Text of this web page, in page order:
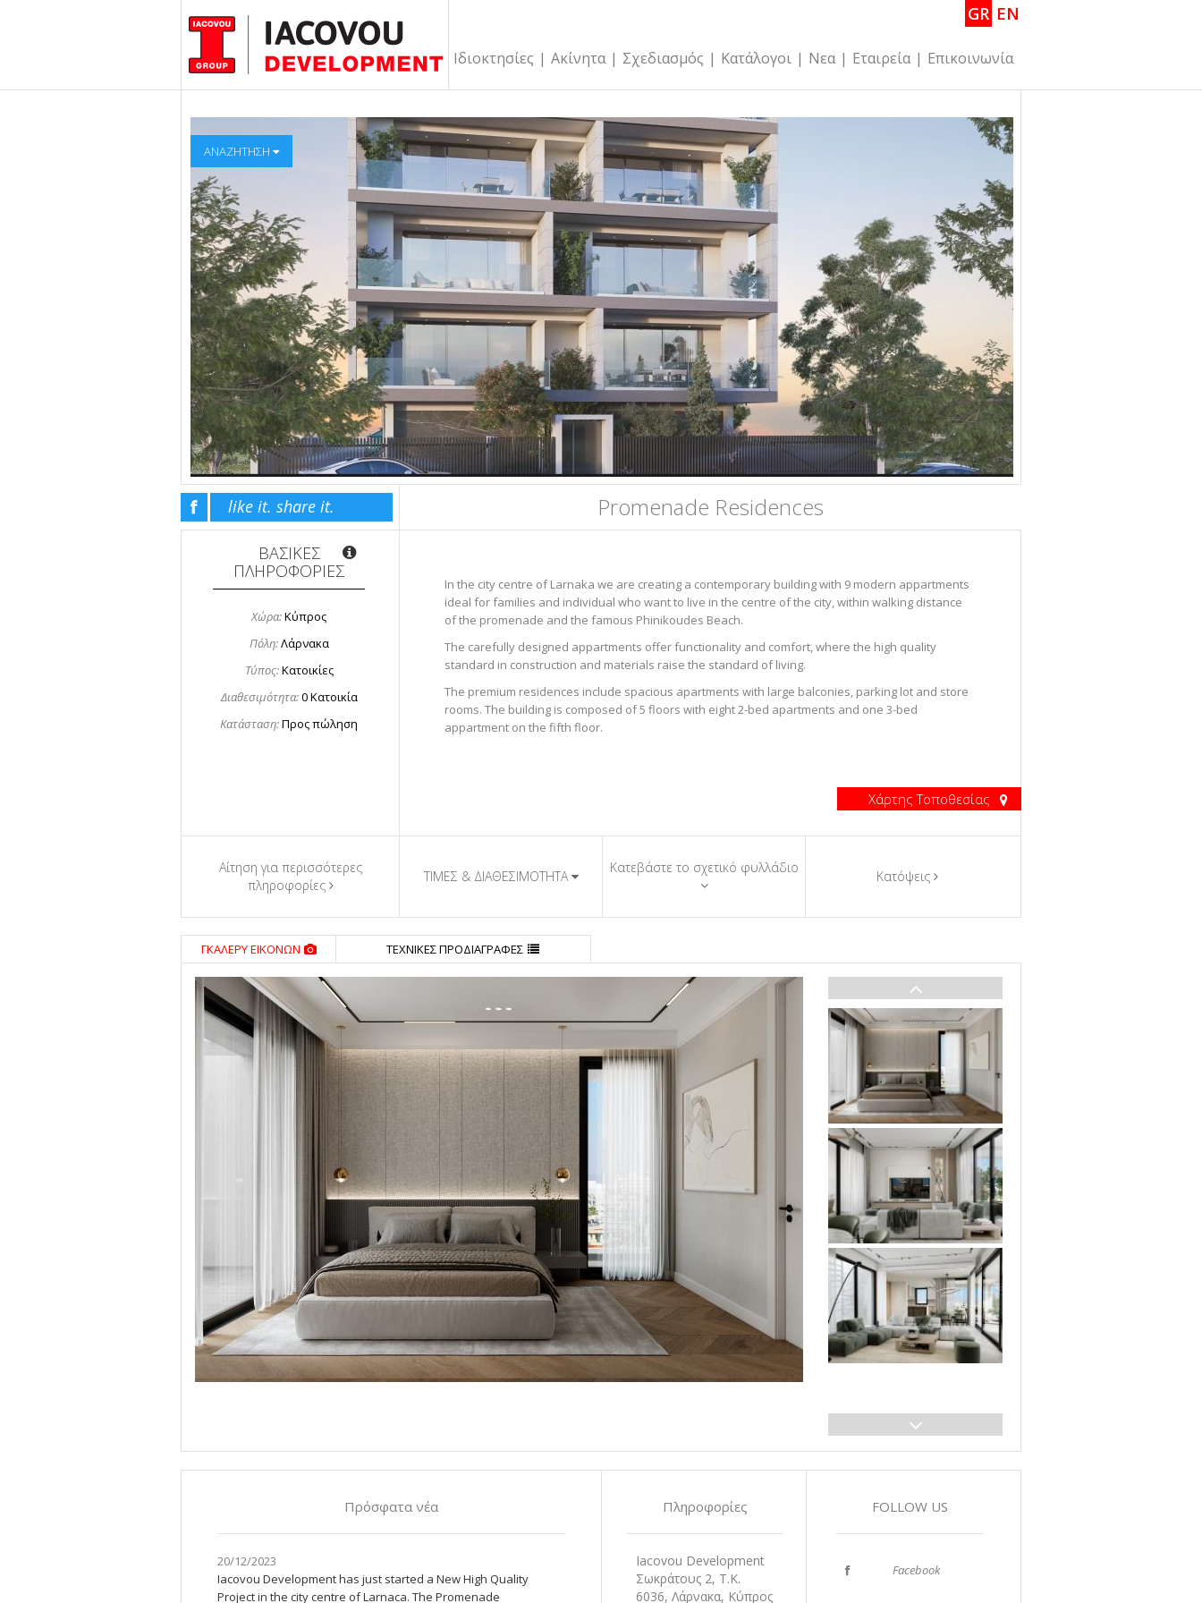
GR EN
Ιδιοκτησίες | Ακίνητα | Σχεδιασμός | Κατάλογοι | Νεα | Εταιρεία | Επικοινωνία
ΑΝΑΖΗΤΗΣΗ
ΑΝΑΖΗΤΗΣΕ ΤΟ ΑΚΙΝΗΤΟ ΠΟΥ ΠΛΗΡΕΙ ΤΙΣ ΑΝΑΓΚΕΣ ΣΟΥ
like it. share it.
ΒΑΣΙΚΕΣ
ΠΛΗΡΟΦΟΡΙΕΣ
Χώρα:Κύπρος
Πόλη:Λάρνακα
Τύπος:Κατοικίες
Διαθεσιμότητα:0 Κατοικία
Κατάσταση:Προς πώληση
Promenade Residences
In the city centre of Larnaka we are creating a contemporary building with 9 modern appartments
ideal for families and individual who want to live in the centre of the city, within walking distance
of the promenade and the famous Phinikoudes Beach.
The carefully designed appartments offer functionality and comfort, where the high quality
standard in construction and materials raise the standard of living.
The premium residences include spacious apartments with large balconies, parking lot and store
rooms. The building is composed of 5 floors with eight 2-bed apartments and one 3-bed
appartment on the fifth floor.
Χάρτης Τοποθεσίας
Αίτηση για περισσότερες
πληροφορίες
ΤΙΜΕΣ & ΔΙΑΘΕΣΙΜΟΤΗΤΑ
Κατεβάστε το σχετικό φυλλάδιο
Κατόψεις
Διαμ. / Σπίτι Υπνοδωμάτια Εμβαδόν Βεράντες
ΓΚΑΛΕΡΥ ΕΙΚΟΝΩΝ ΤΕΧΝΙΚΕΣ ΠΡΟΔΙΑΓΡΑΦΕΣ
Πρόσφατα νέα
20/12/2023
Iacovou Development has just started a New High Quality
Project in the city centre of Larnaca. The Promenade
Πληροφορίες
Iacovou Development
Σωκράτους 2, Τ.Κ.
6036, Λάρνακα, Κύπρος
FOLLOW US
Facebook